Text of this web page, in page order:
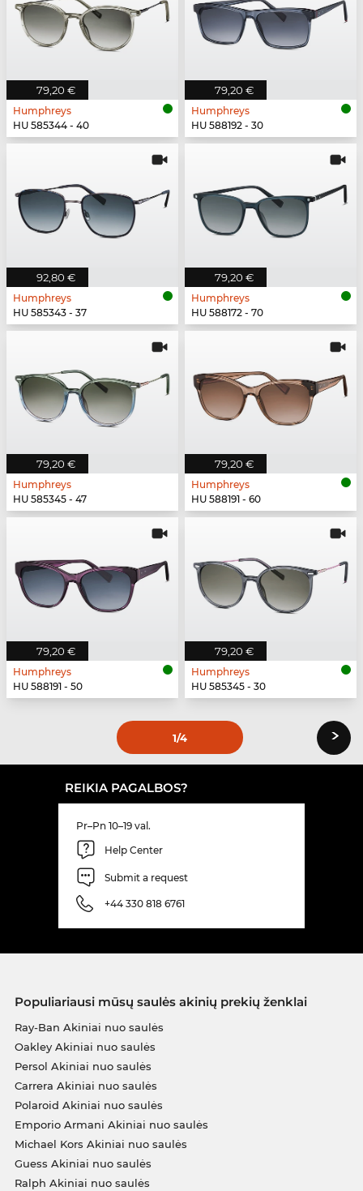
79,20 €
Humphreys
HU 585344 - 40
79,20 €
Humphreys
HU 588192 - 30
92,80 €
Humphreys
HU 585343 - 37
79,20 €
Humphreys
HU 588172 - 70
79,20 €
Humphreys
HU 585345 - 47
79,20 €
Humphreys
HU 588191 - 60
79,20 €
Humphreys
HU 588191 - 50
79,20 €
Humphreys
HU 585345 - 30
1/4 ›
REIKIA PAGALBOS?
Pr–Pn 10–19 val.
Help Center
Submit a request
+44 330 818 6761
Populiariausi mūsų saulės akinių prekių ženklai
Ray-Ban Akiniai nuo saulės
Oakley Akiniai nuo saulės
Persol Akiniai nuo saulės
Carrera Akiniai nuo saulės
Polaroid Akiniai nuo saulės
Emporio Armani Akiniai nuo saulės
Michael Kors Akiniai nuo saulės
Guess Akiniai nuo saulės
Ralph Akiniai nuo saulės